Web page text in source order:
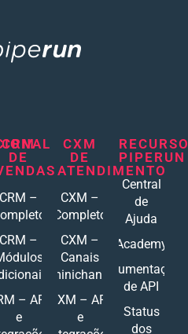
CRM
DE
CRM –
CRM –
– API
e
CXM
DE
ATENDIMENTO
CXM –
Completo
CXM –
Canais
Ominichannel
CXM – API
e
PIPERUN
Central
de
Ajuda
Academy
Documentações
de API
Status
dos